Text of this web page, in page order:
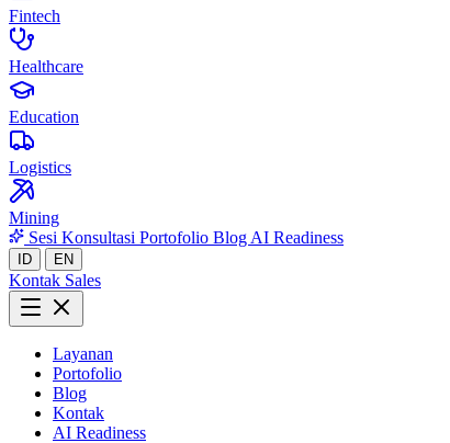
Fintech
Healthcare
Education
Logistics
Mining
Sesi Konsultasi Portofolio Blog AI Readiness
ID EN
Kontak Sales
Layanan
Portofolio
Blog
Kontak
AI Readiness